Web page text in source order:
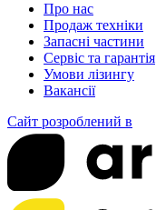
Про нас
Продаж техніки
Запасні частини
Сервіс та гарантія
Умови лізингу
Вакансії
Сайт розроблений в